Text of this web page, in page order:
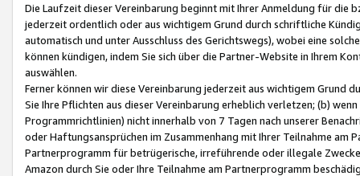
Die Laufzeit dieser Vereinbarung beginnt mit Ihrer Anmeldung für die
jederzeit ordentlich oder aus wichtigem Grund durch schriftliche
automatisch und unter Ausschluss des Gerichtswegs), wobei eine
können kündigen, indem Sie sich über die Partner-Website in Ihrem
auswählen.
Ferner können wir diese Vereinbarung jederzeit aus wichtigem Grund
Sie Ihre Pflichten aus dieser Vereinbarung erheblich verletzen; (b)
Programmrichtlinien) nicht innerhalb von 7 Tagen nach unserer
oder Haftungsansprüchen im Zusammenhang mit Ihrer Teilnahme am
Partnerprogramm für betrügerische, irreführende oder illegale
Amazon durch Sie oder Ihre Teilnahme am Partnerprogramm